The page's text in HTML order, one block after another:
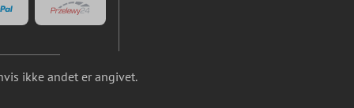
ikke andet er angivet.